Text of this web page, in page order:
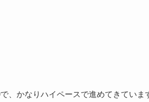
、かなりハイペースで進めてきていま